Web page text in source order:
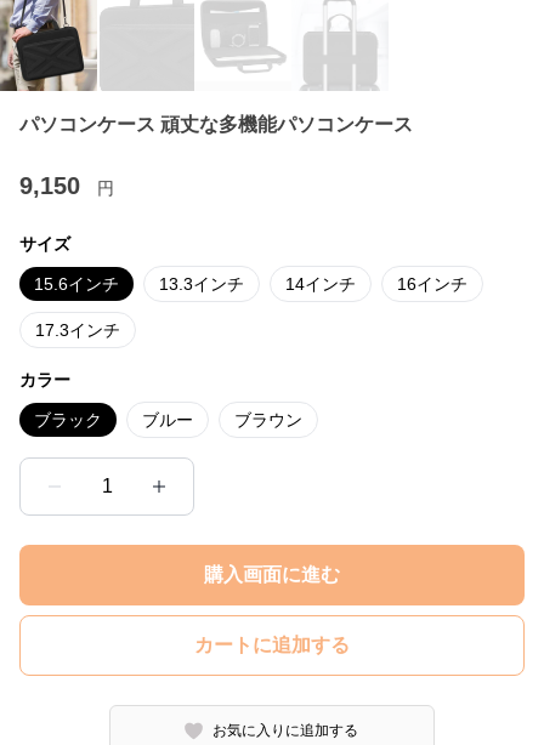
パソコンケース 頑丈な多機能パソコンケース
9,150 円
サイズ
15.6インチ 13.3インチ 14インチ 16インチ
17.3インチ
カラー
ブラック ブルー ブラウン
1
購入画面に進む
カートに追加する
お気に入りに追加する